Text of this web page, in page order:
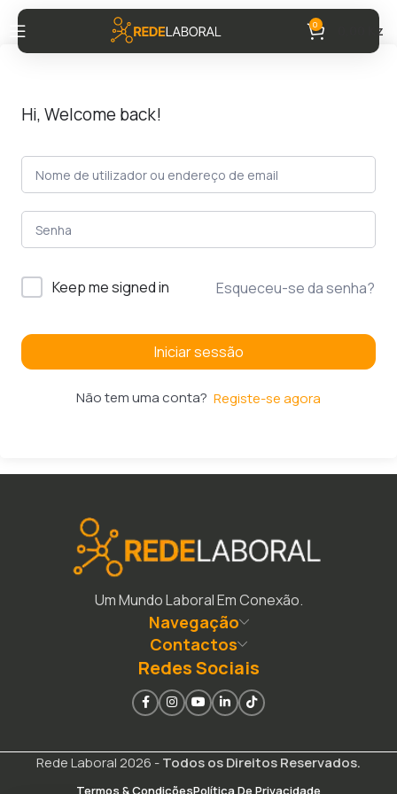
0 Kz
Hi, Welcome back!
Keep me signed in Esqueceu-se da senha?
Iniciar sessão
Não tem uma conta? Registe-se agora
Um Mundo Laboral Em Conexão.
Navegação
Contactos
Redes Sociais
Rede Laboral 2026 -Todos os Direitos Reservados.
Termos & CondiçõesPolítica De Privacidade